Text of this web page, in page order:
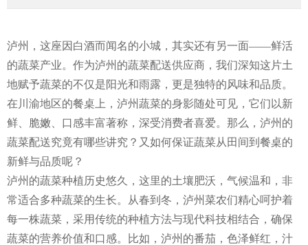
泸州，这座因白酒而闻名的小城，其实还有另一面——鲜活
的蔬菜产业。作为泸州的蔬菜配送供应商，我们深知这片土
地赋予蔬菜的不仅是阳光和雨露，更是独特的风味和品质。
在川渝地区的餐桌上，泸州蔬菜的身影随处可见，它们以新
鲜、脆嫩、口感丰富著称，深受消费者喜爱。那么，泸州的
蔬菜配送究竟有哪些讲究？又如何保证蔬菜从田间到餐桌的
新鲜与品质呢？
泸州的蔬菜种植历史悠久，这里的土壤肥沃，气候温和，非
常适合多种蔬菜的生长。从春到冬，泸州菜农们精心呵护着
每一株蔬菜，采用传统的种植方法与现代科技相结合，确保
蔬菜的营养价值和口感。比如，泸州的番茄，色泽鲜红，汁